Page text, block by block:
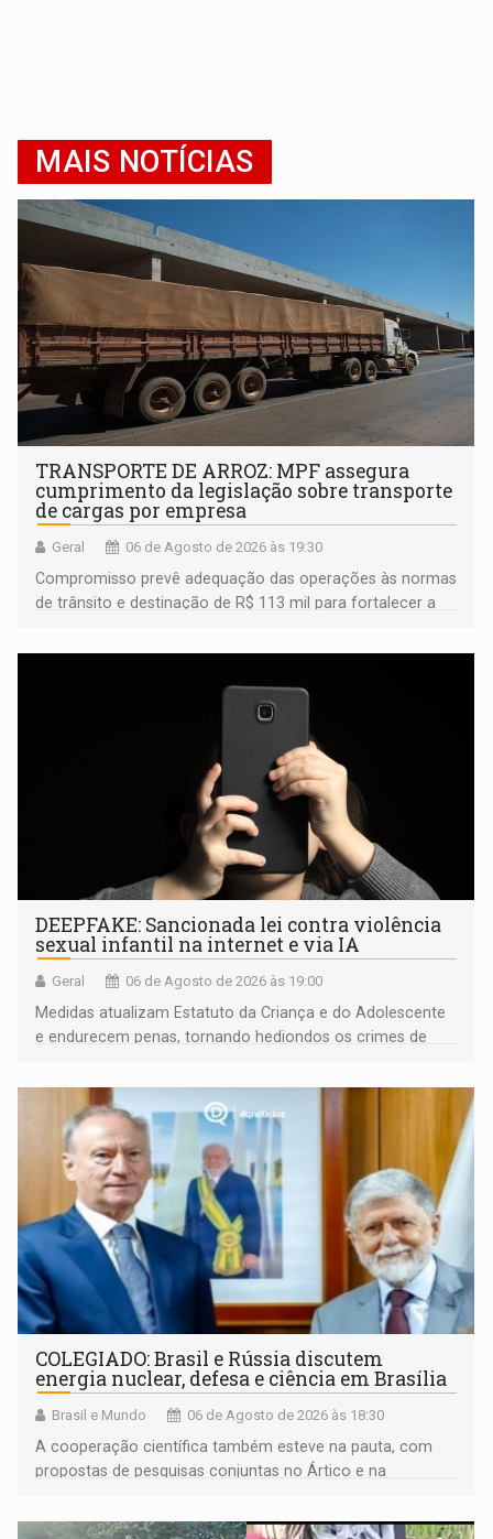
MAIS NOTÍCIAS
TRANSPORTE DE ARROZ: MPF assegura
cumprimento da legislação sobre transporte
de cargas por empresa
Geral 06 de Agosto de 2026 às 19:30
Compromisso prevê adequação das operações às normas
de trânsito e destinação de R$ 113 mil para fortalecer a
DEEPFAKE: Sancionada lei contra violência
sexual infantil na internet e via IA
Geral 06 de Agosto de 2026 às 19:00
Medidas atualizam Estatuto da Criança e do Adolescente
e endurecem penas, tornando hediondos os crimes de
COLEGIADO: Brasil e Rússia discutem
energia nuclear, defesa e ciência em Brasília
Brasil e Mundo 06 de Agosto de 2026 às 18:30
A cooperação científica também esteve na pauta, com
propostas de pesquisas conjuntas no Ártico e na